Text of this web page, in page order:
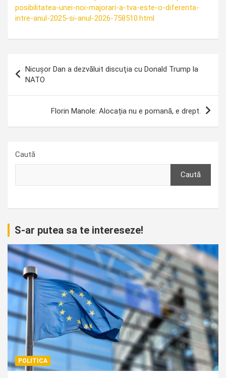
posibilitatea-unei-noi-majorari-a-tva-este-o-diferenta-
intre-anul-2025-si-anul-2026-758510.html
în
articole
Nicuşor Dan a dezvăluit discuţia cu Donald Trump la
NATO
Florin Manole: Alocația nu e pomană, e drept.
Caută
Caută
S-ar putea sa te intereseze!
POLITICA